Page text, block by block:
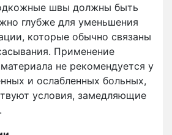
швы должны быть
глубже для уменьшения
которые обычно связаны
Применение
не рекомендуется у
и ослабленных больных,
условия, замедляющие